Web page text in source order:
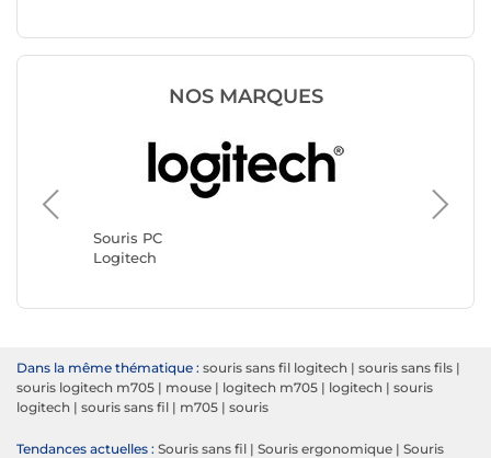
NOS MARQUES
Souris PC
Logitech
Souris
Razer
Dans la même thématique : souris sans fil logitech | souris sans fils |
souris logitech m705 | mouse | logitech m705 | logitech | souris
logitech | souris sans fil | m705 | souris
Tendances actuelles : Souris sans fil | Souris ergonomique | Souris